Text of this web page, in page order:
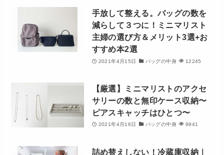
手放して整える。バッグの数を
減らして３つに！ミニマリスト
主婦の選び方＆メリット3選+お
すすめ本2選
2021年4月15日 バッグの中身 12245
【厳選】ミニマリストのアクセ
サリーの数と無印ケース収納〜
ピアスキャッチはひとつ〜
2021年4月16日 バッグの中身 9941
詰め替えしない！冷蔵庫収納｜